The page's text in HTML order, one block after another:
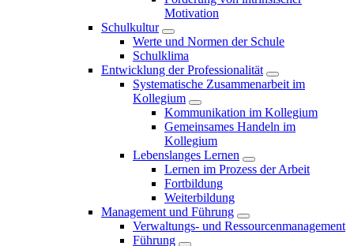
Motivation
Schulkultur
Werte und Normen der Schule
Schulklima
Entwicklung der Professionalität
Systematische Zusammenarbeit im
Kollegium
Kommunikation im Kollegium
Gemeinsames Handeln im
Kollegium
Lebenslanges Lernen
Lernen im Prozess der Arbeit
Fortbildung
Weiterbildung
Management und Führung
Verwaltungs- und Ressourcenmanagement
Führung